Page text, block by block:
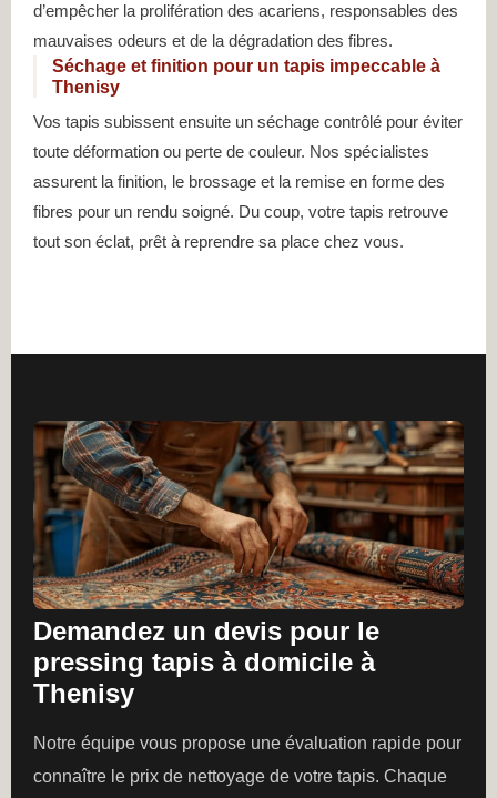
d’empêcher la prolifération des acariens, responsables des
mauvaises odeurs et de la dégradation des fibres.
Séchage et finition pour un tapis impeccable à
Thenisy
Vos tapis subissent ensuite un séchage contrôlé pour éviter
toute déformation ou perte de couleur. Nos spécialistes
assurent la finition, le brossage et la remise en forme des
fibres pour un rendu soigné. Du coup, votre tapis retrouve
tout son éclat, prêt à reprendre sa place chez vous.
Demandez un devis pour le
pressing tapis à domicile à
Thenisy
Notre équipe vous propose une évaluation rapide pour
connaître le prix de nettoyage de votre tapis. Chaque